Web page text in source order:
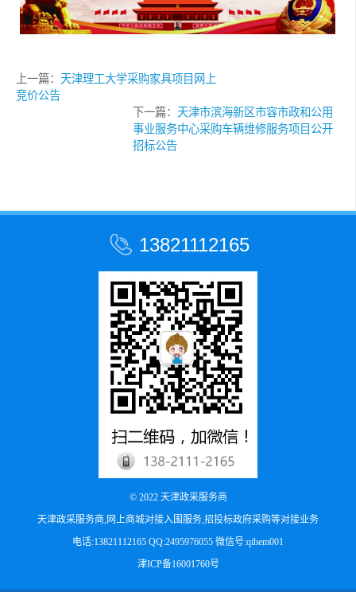
上一篇： 天津理工大学采购家具项目网上
竞价公告
下一篇： 天津市滨海新区市容市政和公用
事业服务中心采购车辆维修服务项目公开
招标公告
13821112165
© 2022 天津政采服务商
天津政采服务商,网上商城对接入围服务,招投标政府采购等对接业务
电话:13821112165 QQ:2495976055 微信号:qihem001
津ICP备16001760号